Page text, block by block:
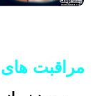
مراقبت